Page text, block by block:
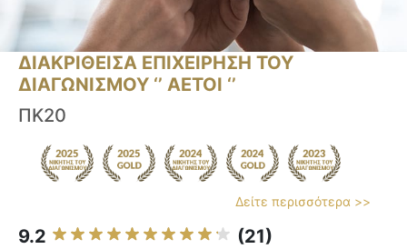
ΔΙΑΚΡΙΘΕΙΣΑ ΕΠΙΧΕΙΡΗΣΗ ΤΟΥ
ΔΙΑΓΩΝΙΣΜΟΥ ‘’ ΑΕΤΟΙ ‘’
ΠΚ20
Δείτε περισσότερα >>
9.2 (21)